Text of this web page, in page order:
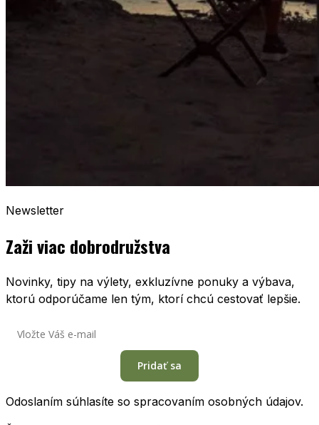
Newsletter
Zaži viac dobrodružstva
Novinky, tipy na výlety, exkluzívne ponuky a výbava,
ktorú odporúčame len tým, ktorí chcú cestovať lepšie.
Pridať sa
Odoslaním súhlasíte so spracovaním osobných údajov.